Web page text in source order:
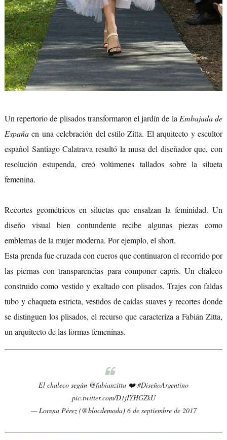
Un repertorio de plisados transformaron el jardín de la Embajada de
Españaen una celebración del estiloZitta. El arquitecto y escultor
español Santiago Calatrava resultó la musa del diseñadorque, con
resolución estupenda, creó volúmenes tallados sobre la silueta
femenina.
Recortes geométricos en siluetas que ensalzan la feminidad. Un
diseño visual bien contundente recibe algunas piezas como
emblemas de la mujer moderna. Por ejemplo, el short.
Esta prenda fue cruzada con cueros que continuaron el recorrido por
las piernas con transparencias para componer capris. Un chaleco
construido como vestido y exaltado con plisados. Trajes con faldas
tubo y chaqueta estricta, vestidos de caídas suaves y recortes donde
se distinguen los plisados, el recurso que caracteriza aFabián Zitta,
un arquitecto de las formas femeninas.
El chaleco según @fabianzitta ❤️#DiseñoArgentino
pic.twitter.com/D1jIYHGZkU
— Lorena Pérez (@blocdemoda) 6 de septiembre de 2017